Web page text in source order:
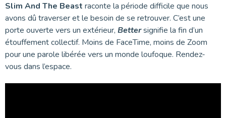
Slim And The Beast raconte la période difficile que nous
avons dû traverser et le besoin de se retrouver. C’est une
porte ouverte vers un extérieur, Bettersignifie la fin d’un
étouffement collectif. Moins de FaceTime, moins de Zoom
pour une parole libérée vers un monde loufoque. Rendez-
vous dans l’espace.